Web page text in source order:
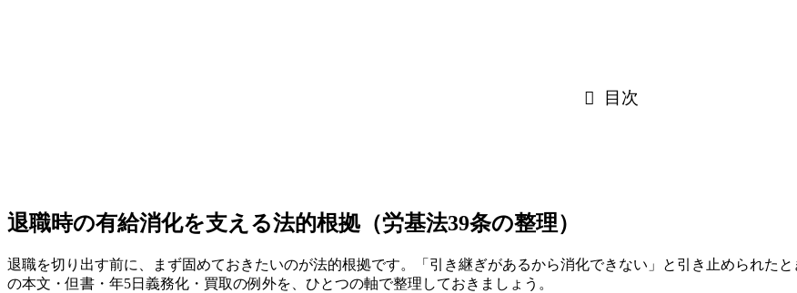
目次
退職時の有給消化を支える法的根拠（労基法39条の整理）
退職を切り出す前に、まず固めておきたいのが法的根拠です。「引き継ぎがあるから消化できない」と引き止められた
の本文・但書・年5日義務化・買取の例外を、ひとつの軸で整理しておきましょう。